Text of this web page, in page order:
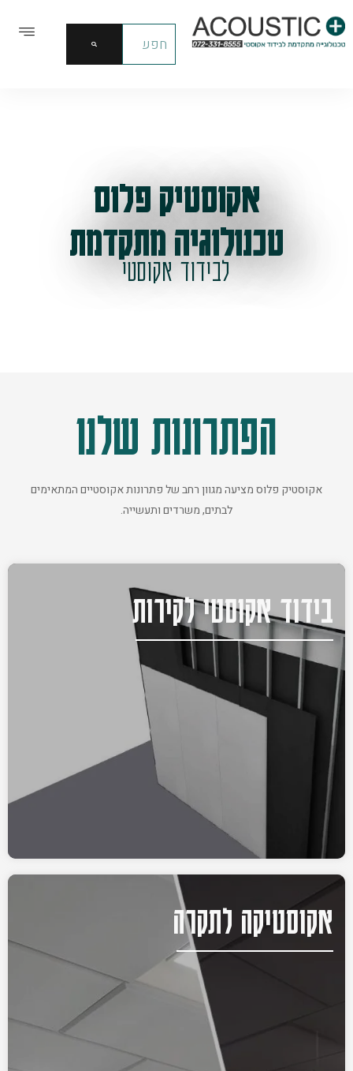
אקוסטיק פלוס
טכנולוגיה מתקדמת
לבידוד אקוסטי
הפתרונות שלנו
אקוסטיק פלוס מציעה מגוון רחב של פתרונות אקוסטיים המתאימים
לבתים, משרדים ותעשייה.
בידוד אקוסטי לקירות
אקוסטיקה לתקרה